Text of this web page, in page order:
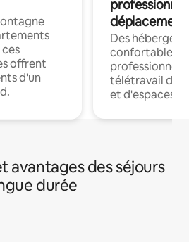
offrent
d'un
déplacement
Des
confortables
professionnels
télétravail
et d'espaces
avantages des séjours
durée